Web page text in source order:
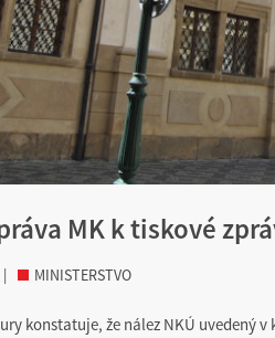
MK k tiskové
| MINISTERSTVO
konstatuje, že nález NKÚ uvedený